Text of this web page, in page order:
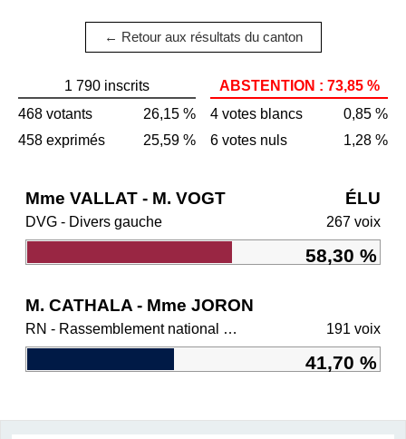
← Retour aux résultats du canton
1 790 inscrits
468 votants
26,15 %
458 exprimés
25,59 %
ABSTENTION : 73,85 %
4 votes blancs
0,85 %
6 votes nuls
1,28 %
Mme VALLAT - M. VOGT ÉLU
DVG - Divers gauche 267 voix
58,30 %
M. CATHALA - Mme JORON
RN - Rassemblement national et ses alliés 191 voix
41,70 %